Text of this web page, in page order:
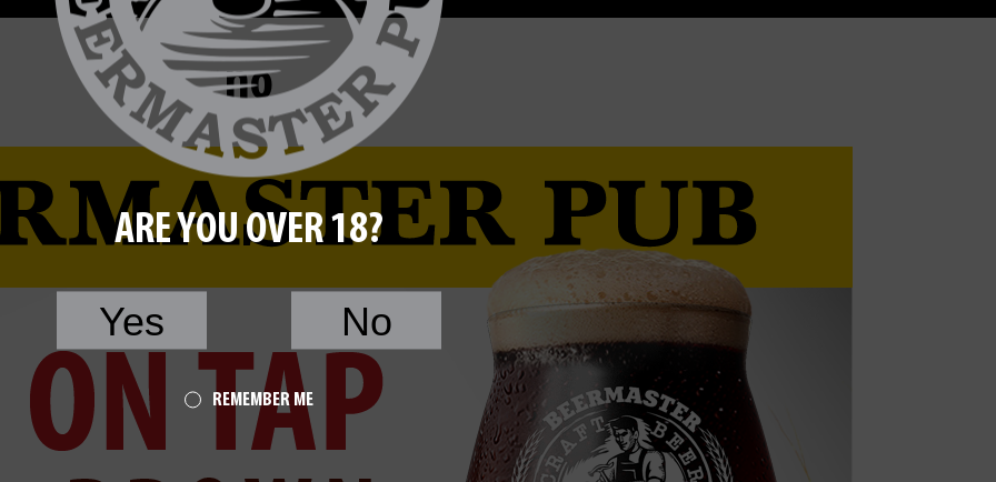
no
ARE YOU OVER 18?
Yes No
REMEMBER ME